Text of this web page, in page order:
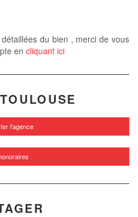
du bien , merci de vous
en cliquant ici
l'agence